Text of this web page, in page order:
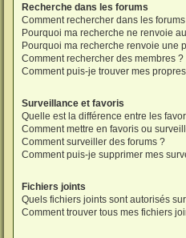
Recherche dans les forums
Comment rechercher dans les
Pourquoi ma recherche ne renvoie
Pourquoi ma recherche renvoie une
Comment rechercher des membres ?
Comment puis-je trouver mes
Surveillance et favoris
Quelle est la différence entre les
Comment mettre en favoris ou
Comment surveiller des forums ?
Comment puis-je supprimer mes
Fichiers joints
Quels fichiers joints sont autorisés
Comment trouver tous mes fichiers